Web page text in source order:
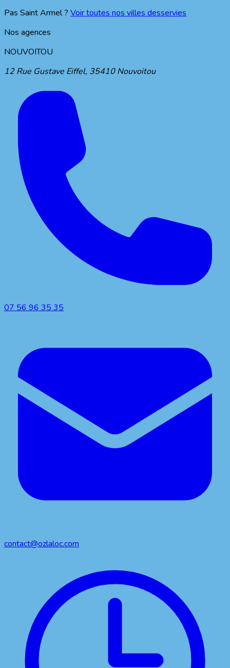
Pas Saint Armel? Voir toutes nos villes desservies
Nos agences
NOUVOITOU
12 Rue Gustave Eiffel, 35410 Nouvoitou
07 56 96 35 35
contact@ozlaloc.com